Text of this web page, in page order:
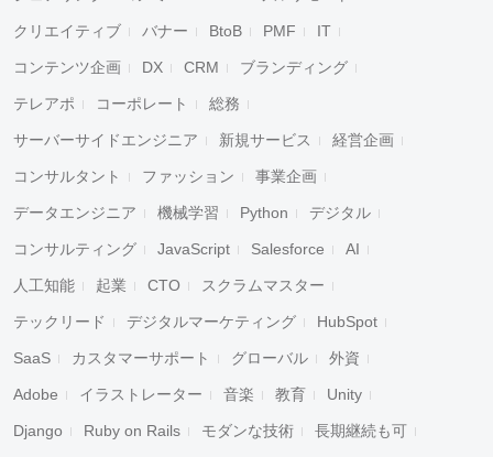
クリエイティブ バナー BtoB PMF IT
コンテンツ企画 DX CRM ブランディング
テレアポ コーポレート 総務
サーバーサイドエンジニア 新規サービス 経営企画
コンサルタント ファッション 事業企画
データエンジニア 機械学習 Python デジタル
コンサルティング JavaScript Salesforce AI
人工知能 起業 CTO スクラムマスター
テックリード デジタルマーケティング HubSpot
SaaS カスタマーサポート グローバル 外資
Adobe イラストレーター 音楽 教育 Unity
Django Ruby on Rails モダンな技術 長期継続も可